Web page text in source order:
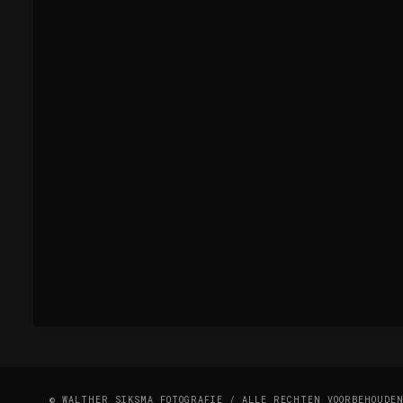
© WALTHER SIKSMA FOTOGRAFIE / ALLE RECHTEN VOORBEHOUDEN